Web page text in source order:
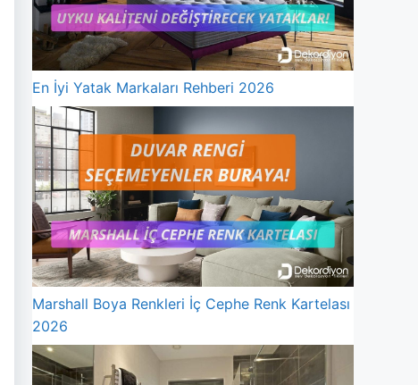
En İyi Yatak Markaları Rehberi 2026
Marshall Boya Renkleri İç Cephe Renk Kartelası
2026